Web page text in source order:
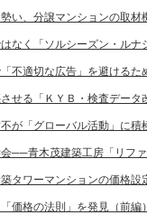
い、分譲マンションの取材
なく「ソルシーズン・ルナ
不適切な広告」を避けるた
せる「ＫＹＢ・検査データ
が「グローバル活動」に積
──青木茂建築工房「リフ
タワーマンションの価格設
価格の法則」を発見（前編